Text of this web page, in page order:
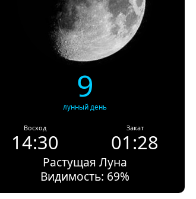
9
лунный день
Восход
14:30
Закат
01:28
Растущая Луна
Видимость: 69%